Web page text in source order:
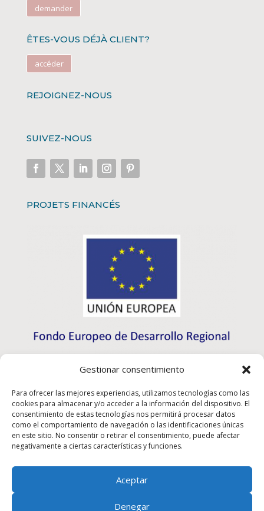
Gestionar consentimiento
Para ofrecer las mejores experiencias, utilizamos tecnologías como las
cookies para almacenar y/o acceder a la información del dispositivo. El
consentimiento de estas tecnologías nos permitirá procesar datos
como el comportamiento de navegación o las identificaciones únicas
en este sitio. No consentir o retirar el consentimiento, puede afectar
negativamente a ciertas características y funciones.
Aceptar
Denegar
demander
ÊTES-VOUS DÉJÀ CLIENT?
accéder
REJOIGNEZ-NOUS
SUIVEZ-NOUS
PROJETS FINANCÉS
Rioma S.L. a participé au programme d’initiation à